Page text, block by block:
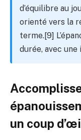
d’équilibre au
orienté vers la
terme.[9]
durée, avec
un coup